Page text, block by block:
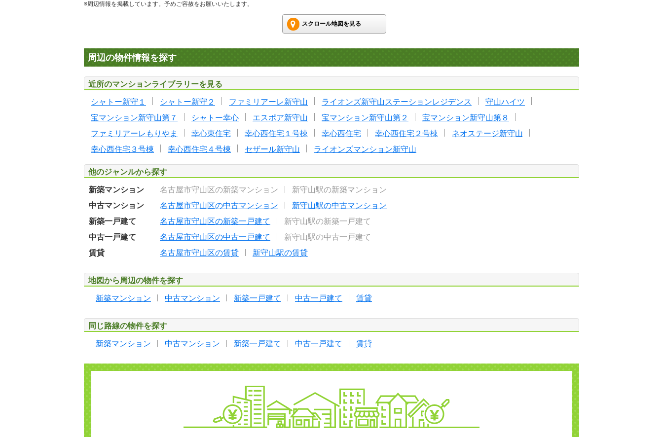
※周辺情報を掲載しています。予めご容赦をお願いいたします。
スクロール地図を見る
周辺の物件情報を探す
近所のマンションライブラリーを見る
シャトー新守１ シャトー新守２ ファミリアーレ新守山 ライオンズ新守山ステーションレジデンス
守山ハイツ
宝マンション新守山第７
シャトー幸心 エスポア新守山 宝マンション新守山第２
宝マンション新守山第８
ファミリアーレもりやま
幸心東住宅 幸心西住宅１号棟 幸心西住宅 幸心西住宅２号棟
ネオステージ新守山
幸心西住宅３号棟
幸心西住宅４号棟 セザール新守山 ライオンズマンション新守山
他のジャンルから探す
新築マンション 名古屋市守山区の新築マンション
新守山駅の新築マンション
中古マンション
名古屋市守山区の中古マンション
新守山駅の中古マンション
新築一戸建て
名古屋市守山区の新築一戸建て
新守山駅の新築一戸建て
中古一戸建て
名古屋市守山区の中古一戸建て
新守山駅の中古一戸建て
賃貸
名古屋市守山区の賃貸 新守山駅の賃貸
地図から周辺の物件を探す
新築マンション 中古マンション 新築一戸建て 中古一戸建て 賃貸
同じ路線の物件を探す
新築マンション 中古マンション 新築一戸建て 中古一戸建て 賃貸